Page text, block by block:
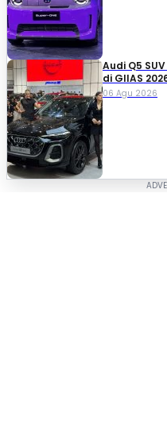
Audi Q5
di GIIAS
06 Agu 2026